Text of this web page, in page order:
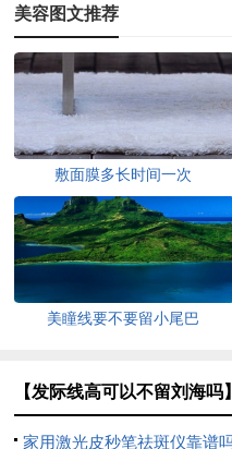
美容图文推荐
敷面膜多长时间一次
美瞳线要不要留小尾巴
【发际线高可以不留刘海吗
家用激光皮秒笔祛斑仪靠谱